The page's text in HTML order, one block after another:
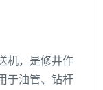
机，是修井作
于油管、钻杆